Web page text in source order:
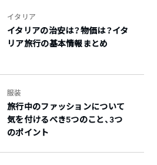
イタリア
イタリアの治安は？物価は？イタ
リア旅行の基本情報まとめ
服装
旅行中のファッションについて
気を付けるべき5つのこと、3つ
のポイント